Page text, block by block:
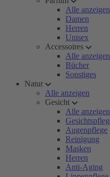
Alle anzeigen
Damen
Herren
Unisex
Accessoires
Alle anzeigen
Bücher
Sonstiges
Natur
Alle anzeigen
Gesicht
Alle anzeigen
Augenpflege
Reinigung
Masken
Herren
Anti-Aging